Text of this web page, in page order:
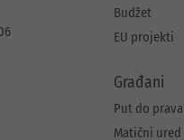
Budžet
EU projekti
Građani
Put do prava
Matični ured